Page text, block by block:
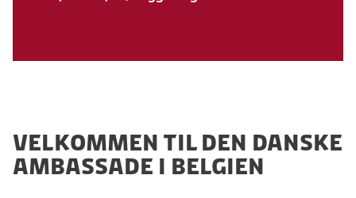
Velkommen til den danske
ambassade i Belgien